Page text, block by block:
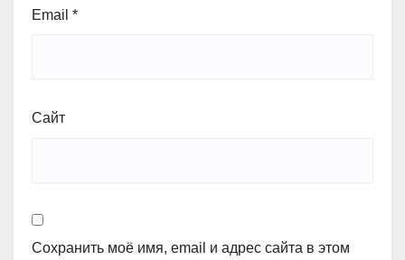
Email *
Сайт
Сохранить моё имя, email и адрес сайта в этом